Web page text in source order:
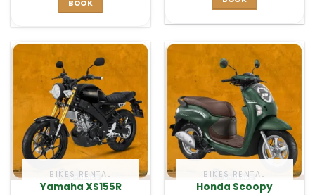
BOOK
BIKES RENTAL
Yamaha XS155R
BIKES RENTAL
Honda Scoopy